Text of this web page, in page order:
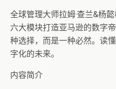
全球管理大师拉姆·查兰&杨
六大模块打造亚马逊的数字
种选择，而是一种必然。读
字化的未来。
内容简介